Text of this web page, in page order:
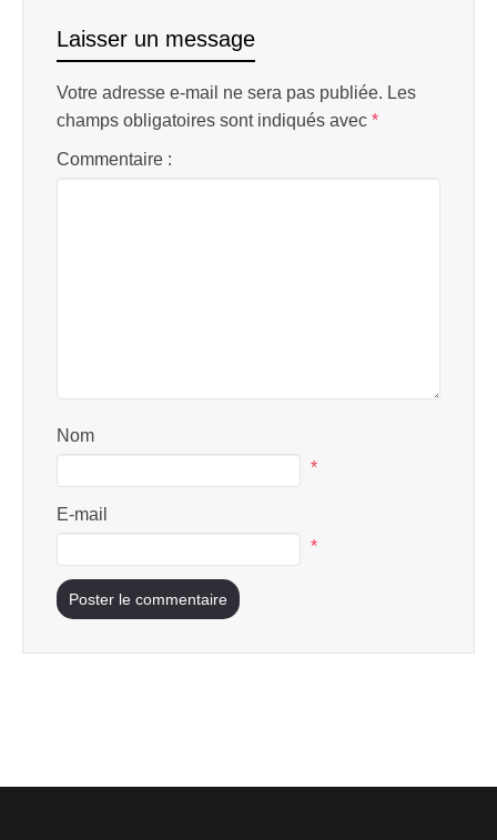
Laisser un message
Votre adresse e-mail ne sera pas publiée. Les
champs obligatoires sont indiqués avec *
Commentaire :
Nom
*
E-mail
*